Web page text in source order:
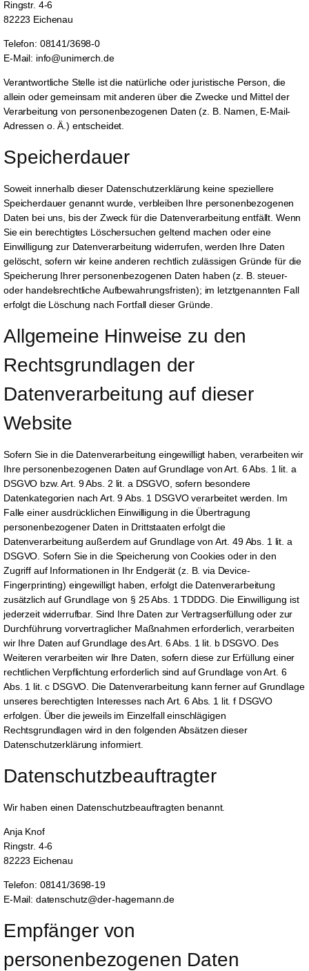
Ringstr. 4-6
82223 Eichenau
Telefon: 08141/3698-0
E-Mail: info@unimerch.de
Verantwortliche Stelle ist die natürliche oder juristische Person, die
allein oder gemeinsam mit anderen über die Zwecke und Mittel der
Verarbeitung von personenbezogenen Daten (z. B. Namen, E-Mail-
Adressen o. Ä.) entscheidet.
Speicherdauer
Soweit innerhalb dieser Datenschutzerklärung keine speziellere
Speicherdauer genannt wurde, verbleiben Ihre personenbezogenen
Daten bei uns, bis der Zweck für die Datenverarbeitung entfällt. Wenn
Sie ein berechtigtes Löschersuchen geltend machen oder eine
Einwilligung zur Datenverarbeitung widerrufen, werden Ihre Daten
gelöscht, sofern wir keine anderen rechtlich zulässigen Gründe für die
Speicherung Ihrer personenbezogenen Daten haben (z. B. steuer-
oder handelsrechtliche Aufbewahrungsfristen); im letztgenannten Fall
erfolgt die Löschung nach Fortfall dieser Gründe.
Allgemeine Hinweise zu den
Rechtsgrundlagen der
Datenverarbeitung auf dieser
Website
Sofern Sie in die Datenverarbeitung eingewilligt haben, verarbeiten wir
Ihre personenbezogenen Daten auf Grundlage von Art. 6 Abs. 1 lit. a
DSGVO bzw. Art. 9 Abs. 2 lit. a DSGVO, sofern besondere
Datenkategorien nach Art. 9 Abs. 1 DSGVO verarbeitet werden. Im
Falle einer ausdrücklichen Einwilligung in die Übertragung
personenbezogener Daten in Drittstaaten erfolgt die
Datenverarbeitung außerdem auf Grundlage von Art. 49 Abs. 1 lit. a
DSGVO. Sofern Sie in die Speicherung von Cookies oder in den
Zugriff auf Informationen in Ihr Endgerät (z. B. via Device-
Fingerprinting) eingewilligt haben, erfolgt die Datenverarbeitung
zusätzlich auf Grundlage von § 25 Abs. 1 TDDDG. Die Einwilligung ist
jederzeit widerrufbar. Sind Ihre Daten zur Vertragserfüllung oder zur
Durchführung vorvertraglicher Maßnahmen erforderlich, verarbeiten
wir Ihre Daten auf Grundlage des Art. 6 Abs. 1 lit. b DSGVO. Des
Weiteren verarbeiten wir Ihre Daten, sofern diese zur Erfüllung einer
rechtlichen Verpflichtung erforderlich sind auf Grundlage von Art. 6
Abs. 1 lit. c DSGVO. Die Datenverarbeitung kann ferner auf Grundlage
unseres berechtigten Interesses nach Art. 6 Abs. 1 lit. f DSGVO
erfolgen. Über die jeweils im Einzelfall einschlägigen
Rechtsgrundlagen wird in den folgenden Absätzen dieser
Datenschutzerklärung informiert.
Datenschutz­beauftragter
Wir haben einen Datenschutzbeauftragten benannt.
Anja Knof
Ringstr. 4-6
82223 Eichenau
Telefon: 08141/3698-19
E-Mail: datenschutz@der-hagemann.de
Empfänger von
personenbezogenen Daten